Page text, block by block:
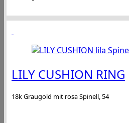
LILY CUSHION RING
18k Graugold mit rosa Spinell, 54